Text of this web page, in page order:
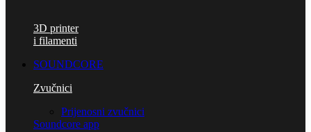
3D printer
i filamenti
SOUNDCORE
Zvučnici
Prijenosni zvučnici
Soundcore app